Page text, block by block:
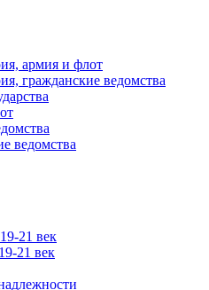
армия и флот
гражданские ведомства
ведомства
21 век
21 век